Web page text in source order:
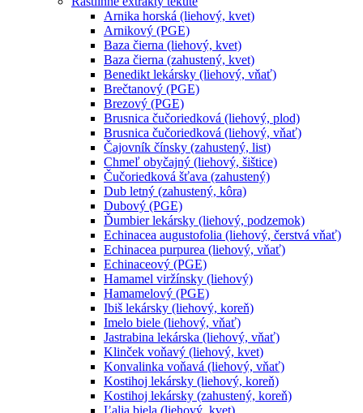
Arnika horská (liehový, kvet)
Arnikový (PGE)
Baza čierna (liehový, kvet)
Baza čierna (zahustený, kvet)
Benedikt lekársky (liehový, vňať)
Brečtanový (PGE)
Brezový (PGE)
Brusnica čučoriedková (liehový, plod)
Brusnica čučoriedková (liehový, vňať)
Čajovník čínsky (zahustený, list)
Chmeľ obyčajný (liehový, šištice)
Čučoriedková šťava (zahustený)
Dub letný (zahustený, kôra)
Dubový (PGE)
Ďumbier lekársky (liehový, podzemok)
Echinacea augustofolia (liehový, čerstvá vňať)
Echinacea purpurea (liehový, vňať)
Echinaceový (PGE)
Hamamel viržínsky (liehový)
Hamamelový (PGE)
Ibiš lekársky (liehový, koreň)
Imelo biele (liehový, vňať)
Jastrabina lekárska (liehový, vňať)
Klinček voňavý (liehový, kvet)
Konvalinka voňavá (liehový, vňať)
Kostihoj lekársky (liehový, koreň)
Kostihoj lekársky (zahustený, koreň)
Ľalia biela (liehový, kvet)